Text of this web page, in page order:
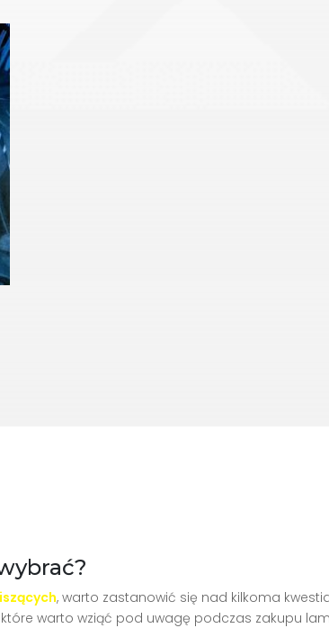
, warto zastanowić się nad kilkoma
warto wziąć pod uwagę podczas zakupu